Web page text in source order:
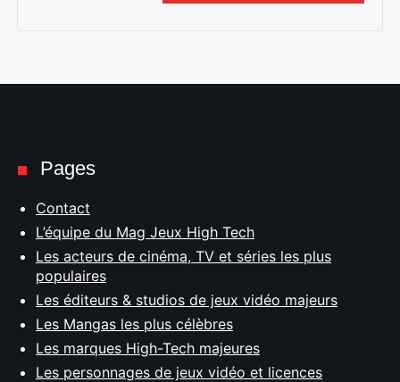
Pages
Contact
L’équipe du Mag Jeux High Tech
Les acteurs de cinéma, TV et séries les plus
populaires
Les éditeurs & studios de jeux vidéo majeurs
Les Mangas les plus célèbres
Les marques High-Tech majeures
Les personnages de jeux vidéo et licences